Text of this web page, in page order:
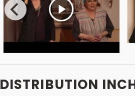
DISTRIBUTION